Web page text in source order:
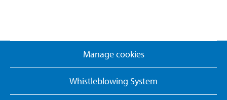
Manage cookies
Whistleblowing System